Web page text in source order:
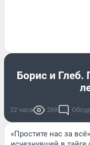
Борис и Глеб.
22 часа 269
«Простите нас за